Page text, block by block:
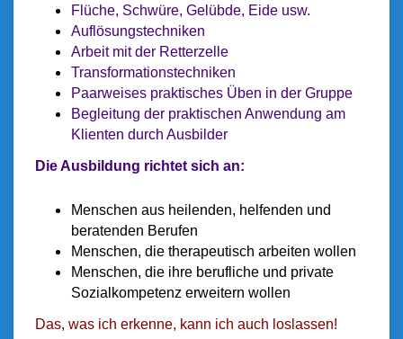
Flüche, Schwüre, Gelübde, Eide usw.
Auflösungstechniken
Arbeit mit der Retterzelle
Transformationstechniken
Paarweises praktisches Üben in der Gruppe
Begleitung der praktischen Anwendung am
Klienten durch Ausbilder
Die Ausbildung richtet sich an:
Menschen aus heilenden, helfenden und
beratenden Berufen
Menschen, die therapeutisch arbeiten wollen
Menschen, die ihre berufliche und private
Sozialkompetenz erweitern wollen
Das, was ich erkenne, kann ich auch loslassen!